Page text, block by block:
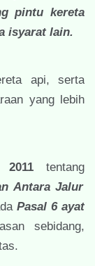
pintu kereta
isyarat lain.
api, serta
yang lebih
tentang
Antara Jalur
Pasal 6 ayat
sebidang,